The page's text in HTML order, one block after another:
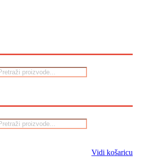
Vidi košaricu